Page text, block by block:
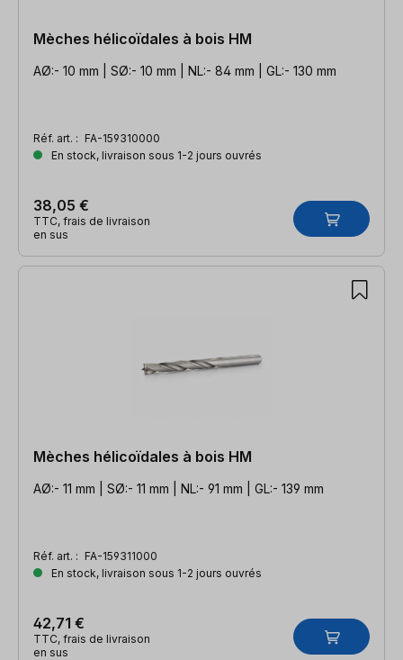
Mèches hélicoïdales à bois HM
AØ:- 10 mm | SØ:- 10 mm | NL:- 84 mm | GL:- 130 mm
Réf. art. : FA-159310000
En stock, livraison sous 1-2 jours ouvrés
38,05 €
TTC, frais de livraison
en sus
Mèches hélicoïdales à bois HM
AØ:- 11 mm | SØ:- 11 mm | NL:- 91 mm | GL:- 139 mm
Réf. art. : FA-159311000
En stock, livraison sous 1-2 jours ouvrés
42,71 €
TTC, frais de livraison
en sus